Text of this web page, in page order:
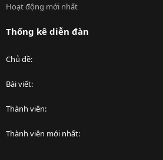
Hoạt động mới nhất
Thống kê diễn đàn
Chủ đề
Bài viết
Thành viên
Thành viên mới nhất